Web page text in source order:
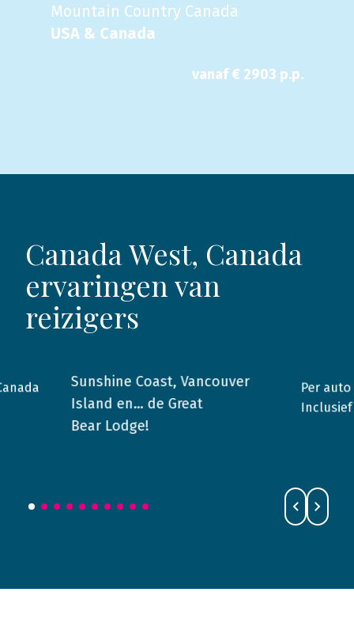
Mountain Country Canada
USA & Canada
vanaf € 2903 p.p.
Canada West, Canada
ervaringen van
reizigers
2015 Canada
Sunshine Coast, Vancouver
Island en… de Great
Bear Lodge!
2015
Per